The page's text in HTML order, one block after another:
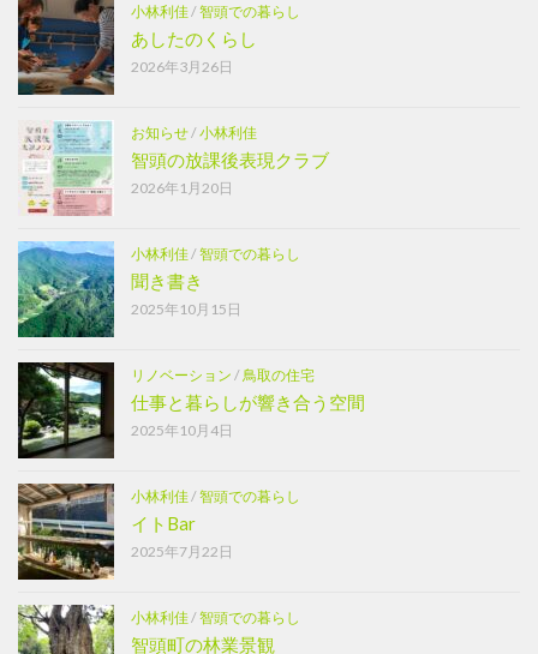
小林利佳/智頭での暮らし
あしたのくらし
2026年3月26日
お知らせ/小林利佳
智頭の放課後表現クラブ
2026年1月20日
小林利佳/智頭での暮らし
聞き書き
2025年10月15日
リノベーション /鳥取の住宅
仕事と暮らしが響き合う空間
2025年10月4日
小林利佳/智頭での暮らし
イトBar
2025年7月22日
小林利佳/智頭での暮らし
智頭町の林業景観